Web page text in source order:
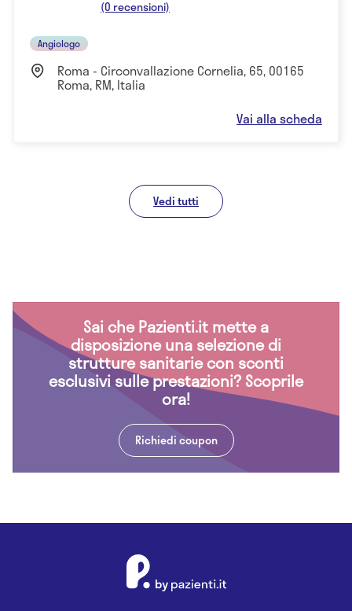
(0 recensioni)
Angiologo
Roma - Circonvallazione Cornelia, 65, 00165
Roma, RM, Italia
Vai alla scheda
Vedi tutti
Sai che Pazienti.it mette a
disposizione una selezione di
strutture sanitarie con sconti
esclusivi sulle prestazioni? Scoprile
ora!
Richiedi coupon